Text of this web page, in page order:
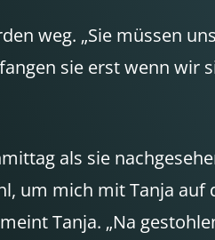
weg. „Sie müssen
sie erst wenn
als sie
um mich mit Tanja
Tanja. „Na